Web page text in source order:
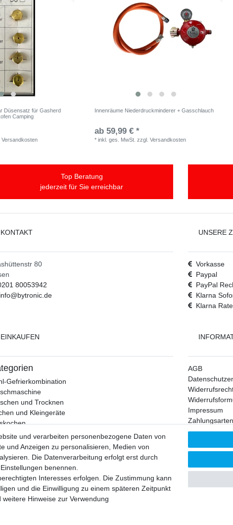
Düsensatz für Gasherd
Camping
Versandkosten
Innenräume Niederdruckminderer + Gasschlauch
ab 59,99 € *
*inkl. ges. MwSt. zzgl.Versandkosten
Top Beratung
jederzeit für Sie erreichbar
KONTAKT
80
80053942
info@bytronic.de
UNSERE
Vorkasse
Paypal
PayPal
Klarna
Klarna
EINKAUFEN
Gefrierkombination
und Trocknen
und Kleingeräte
AGB
Impressum
Zahlungsarten
Liefer- und
Versand
und verarbeiten personenbezogene Daten von
und Anzeigen zu personalisieren, Medien von
Die Datenverarbeitung erfolgt erst durch
benennen.
Interesses erfolgen. Die Zustimmung kann
und die Einwilligung zu einem späteren Zeitpunkt
weitere Hinweise zur Verwendung